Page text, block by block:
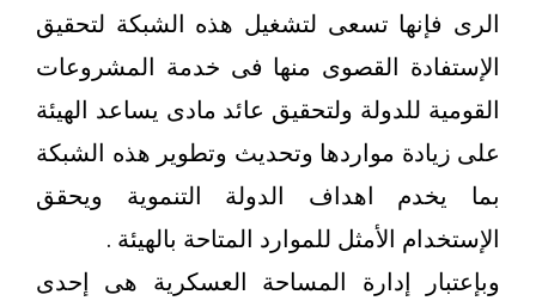
الرى فإنها تسعى لتشغيل هذه الشبكة لتحقيق
الإستفادة القصوى منها فى خدمة المشروعات
القومية للدولة ولتحقيق عائد مادى يساعد الهيئة
على زيادة مواردها وتحديث وتطوير هذه الشبكة
بما يخدم اهداف الدولة التنموية ويحقق
الإستخدام الأمثل للموارد المتاحة بالهيئة .
وبإعتبار إدارة المساحة العسكرية هى إحدى